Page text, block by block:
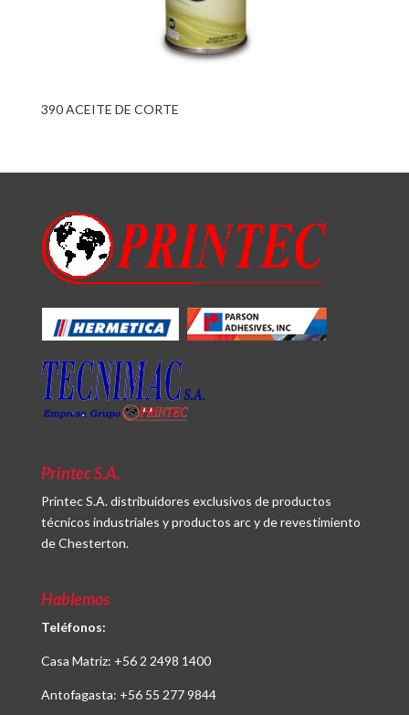
390 ACEITE DE CORTE
Printec S.A.
Printec S.A. distribuidores exclusivos de productos
técnicos industriales y productos arc y de revestimiento
de Chesterton.
Hablemos
Teléfonos:
Casa Matriz: +56 2 2498 1400
Antofagasta: +56 55 277 9844